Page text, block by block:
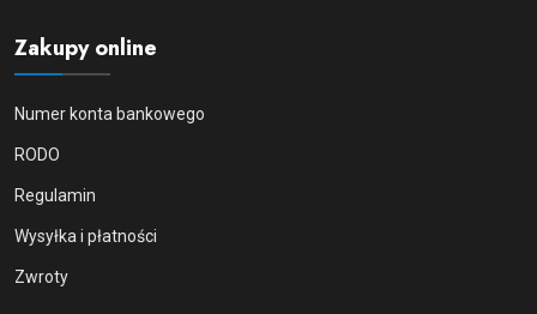
Zakupy online
Numer konta bankowego
RODO
Regulamin
Wysyłka i płatności
Zwroty